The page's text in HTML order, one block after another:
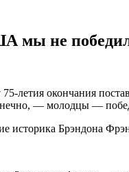
мы не
летия окончания
— молодцы —
Брэндона